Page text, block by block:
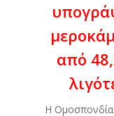
από
Η Ομοσπονδία